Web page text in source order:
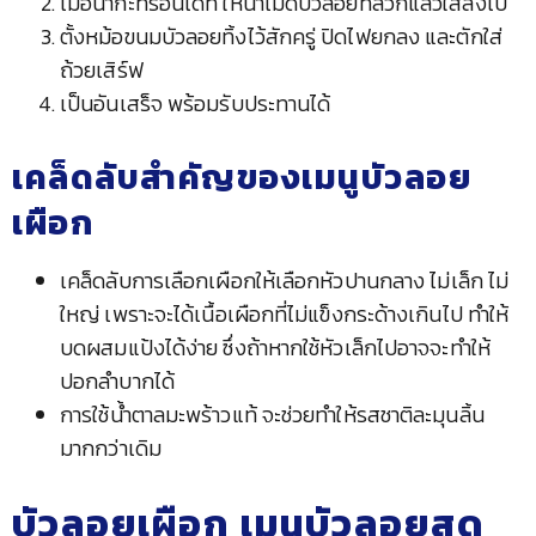
ตั้งหม้อขนมบัวลอยทิ้งไว้สักครู่ ปิดไฟยกลง และตักใส่
ถ้วยเสิร์ฟ
เป็นอันเสร็จ พร้อมรับประทานได้
เคล็ดลับสำคัญของเมนูบัวลอย
เผือก
เคล็ดลับการเลือกเผือกให้เลือกหัวปานกลาง ไม่เล็ก ไม่
ใหญ่ เพราะจะได้เนื้อเผือกที่ไม่แข็งกระด้างเกินไป ทำให้
บดผสมแป้งได้ง่าย ซึ่งถ้าหากใช้หัวเล็กไปอาจจะทำให้
ปอกลำบากได้
การใช้น้ำตาลมะพร้าวแท้ จะช่วยทำให้รสชาติละมุนลิ้น
มากกว่าเดิม
บัวลอยเผือก เมนูบัวลอยสุด